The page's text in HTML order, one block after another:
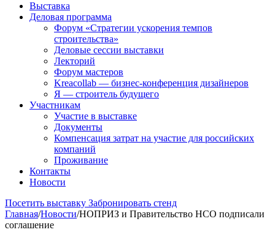
Выставка
Деловая программа
Форум «Стратегии ускорения темпов
строительства»
Деловые сессии выставки
Лекторий
Форум мастеров
Kreacollab — бизнес-конференция дизайнеров
Я — строитель будущего
Участникам
Участие в выставке
Документы
Компенсация затрат на участие для российских
компаний
Проживание
Контакты
Новости
Посетить выставку Забронировать стенд
Главная/Новости/НОПРИЗ и Правительство НСО подписали
соглашение